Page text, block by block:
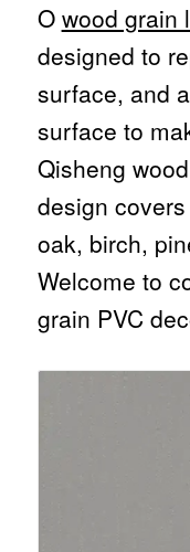
O wood grain
designed to
surface, and
surface to
Qisheng
design
oak, birch,
Welcome to
grain PVC